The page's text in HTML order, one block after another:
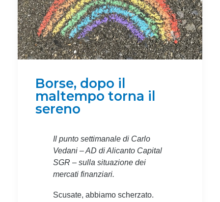
Borse, dopo il
maltempo torna il
sereno
Il punto settimanale di Carlo
Vedani – AD di Alicanto Capital
SGR – sulla situazione dei
mercati finanziari.
Scusate, abbiamo scherzato.